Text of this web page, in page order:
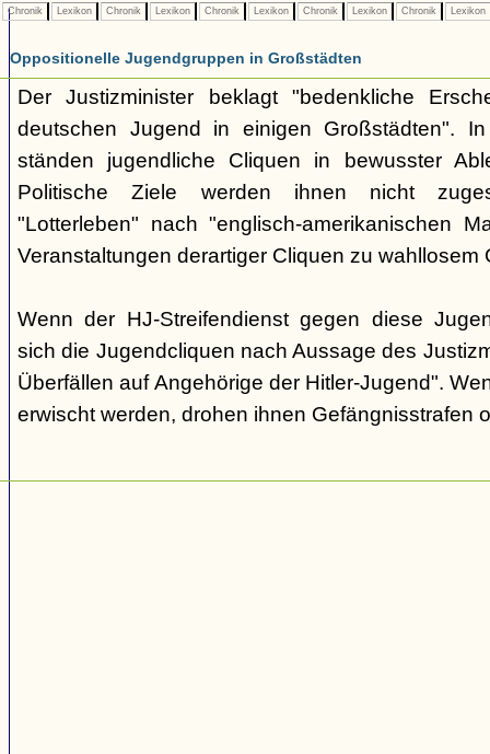
Chronik Lexikon Chronik Lexikon Chronik Lexikon Chronik Lexikon Chronik Lexikon
Oppositionelle Jugendgruppen in Großstädten
Der Justizminister beklagt "bedenkliche
deutschen Jugend in einigen Großstädten".
ständen jugendliche Cliquen in bewusster
Politische Ziele werden ihnen nicht
"Lotterleben" nach "englisch-amerikanischen
Veranstaltungen derartiger Cliquen zu wahllosem
Wenn der HJ-Streifendienst gegen diese
sich die Jugendcliquen nach Aussage des
Überfällen auf Angehörige der Hitler-Jugend".
erwischt werden, drohen ihnen Gefängnisstrafen